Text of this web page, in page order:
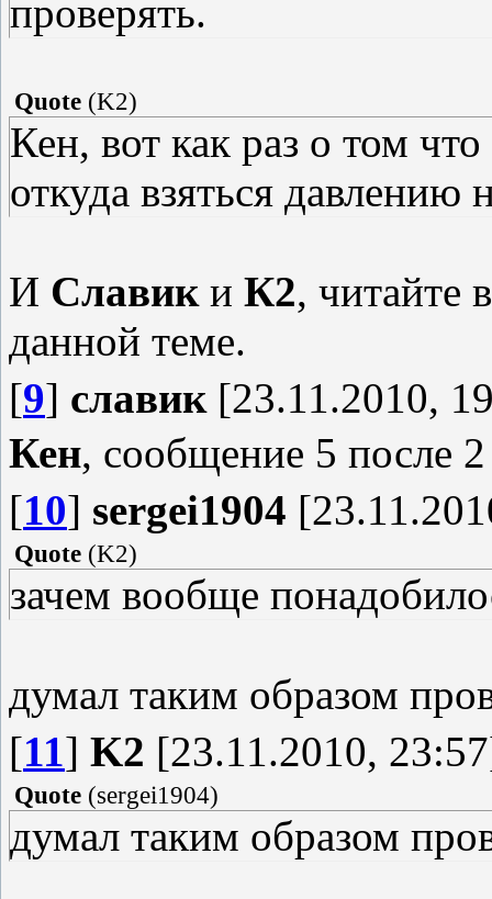
проверять.
Quote (K2)
Кен, вот как раз о том
откуда взяться давлению
И Славики К2, читайте
данной теме.
[9] славик[23.11.2010,
Кен, сообщение 5 после 2
[10] sergei1904
Quote (K2)
зачем вообще
думал таким образом
[11] K2 [23.11.2010,
Quote (sergei1904)
думал таким образом